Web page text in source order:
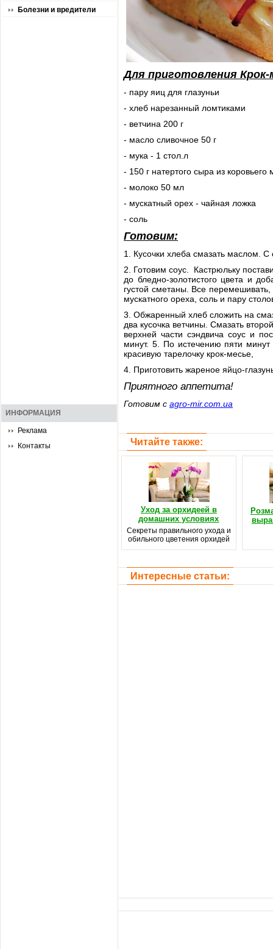
Болезни и вредители
ИНФОРМАЦИЯ
Реклама
Контакты
Для приготовления
- пару яиц для глазуньи
- хлеб нарезанный ломтиками
- ветчина 200 г
- масло сливочное 50 г
- мука - 1 стол.л
- 150 г натертого сыра из коровьего
- молоко 50 мл
- мускатный орех - чайная ложка
- соль
Готовим:
1. Кусочки хлеба смазать маслом.
2. Готовим соус. Кастрюльку
до бледно-золотистого цвета и
густой сметаны. Все перемешивать,
мускатного ореха, соль и пару
3. Обжаренный хлеб сложить на
два кусочка ветчины. Смазать
верхней части сэндвича соус и
минут. 5. По истечению пяти
красивую тарелочку крок-месье,
4. Приготовить жареное яйцо-
Приятного аппетита!
Готовим с agro-mir.com.ua
Читайте также:
Уход за орхидеей в
домашних условиях
Секреты правильного ухода и
обильного цветения орхидей
Интересные статьи: